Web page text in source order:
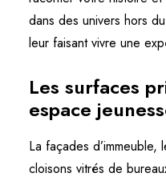
dans des univers hors
leur faisant vivre une
Les surfaces
espace
La façades d’immeuble,
cloisons vitrés de